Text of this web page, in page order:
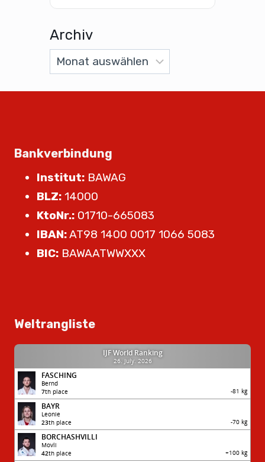
Archiv
Bankverbindung
Institut: BAWAG
BLZ: 14000
KtoNr.: 01710-665083
IBAN:AT98 1400 0017 1066 5083
BIC: BAWAATWWXXX
Weltrangliste